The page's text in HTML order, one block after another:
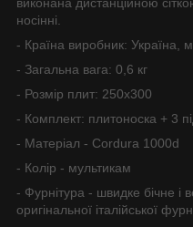
носінні.
- Країна виробник: Україна,
- Загальна вага: 0,6 кг
- Розмір плит: 250х300
- Комплект: плитоноска + 3
- Матеріал - Cordura 1000d
- Колір - мультикам
- Фурнітура - швидке бічне і
оригінальної італійської